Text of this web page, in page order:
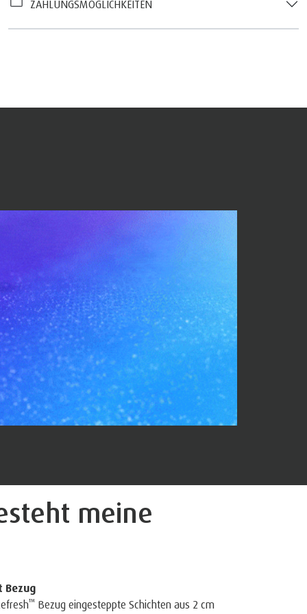
ZAHLUNGSMÖGLICHKEITEN
meine
Bezug
™ Bezug eingesteppte Schichten aus 2 cm